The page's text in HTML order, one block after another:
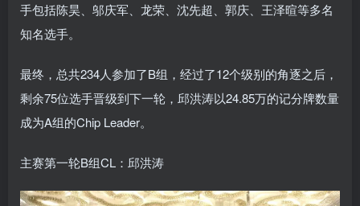
手包括陈昊、邬庆军、龙荣、沈先超、郭庆、王泽暄等多名
知名选手。
最终，总共234人参加了B组，经过了12个级别的角逐之后，
剩余75位选手晋级到下一轮，邱洪涛以24.85万的记分牌数量
成为A组的Chip Leader。
主赛第一轮B组CL：邱洪涛